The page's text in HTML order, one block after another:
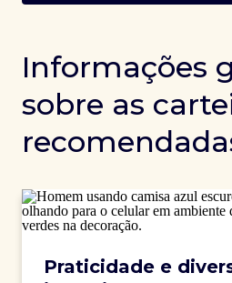
Informações
sobre as
Praticidade e